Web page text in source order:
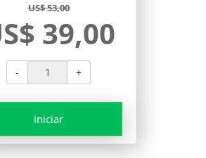
US$ 53,00
39,00
- +
iniciar